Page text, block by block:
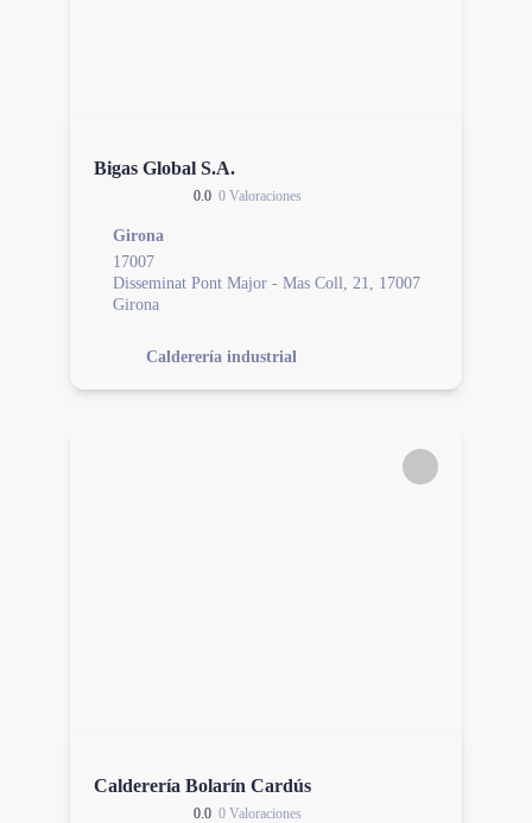
Bigas Global S.A.
0.0 0 Valoraciones
Girona
17007
Disseminat Pont Major - Mas Coll, 21, 17007
Girona
Calderería industrial
Calderería Bolarín Cardús
0.0 0 Valoraciones